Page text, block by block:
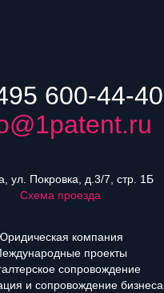
600-44-40
ул. Покровка, д.3/7, стр. 1Б
Схема проезда
компания
проекты
сопровождение
и сопровождение бизнеса